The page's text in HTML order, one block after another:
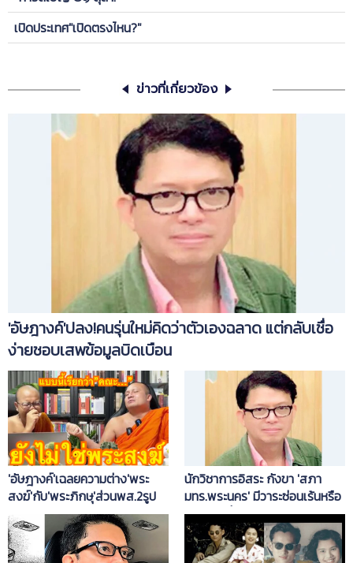
เปิดประเทศ"เปิดตรงไหน?"
ข่าวที่เกี่ยวข้อง
'อัษฎางค์'ปลง!คนรุ่นใหม่คิดว่าตัวเองฉลาด แต่กลับเชื่อ
ง่ายชอบเสพข้อมูลบิดเบือน
'อัษฎางค์'เฉลยความต่าง'พระ
สงฆ์'กับ'พระภิกษุ'ส่วนพส.2รูป
เรียกว่าคณะ…อะไรก็เติมเอา
นักวิชาการอิสระ กังขา 'สภา
มทร.พระนคร' มีวาระซ่อนเร้นหรือ
ไม่ จะตัดชื่อ 'ราชมงคล' ออก